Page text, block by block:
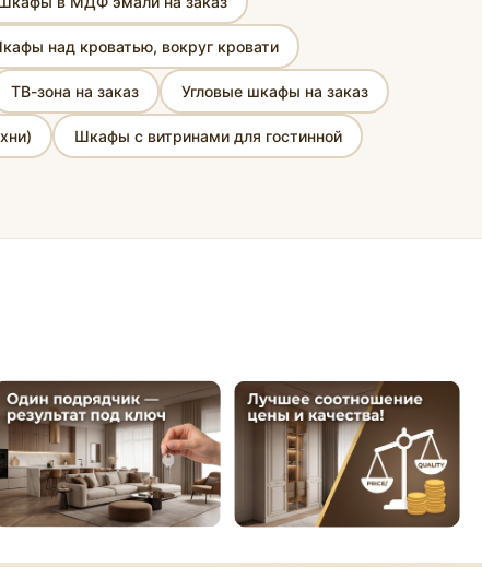
над кроватью, вокруг кровати
ТВ-зона на заказ Угловые шкафы на заказ
Шкафы с витринами для гостинной